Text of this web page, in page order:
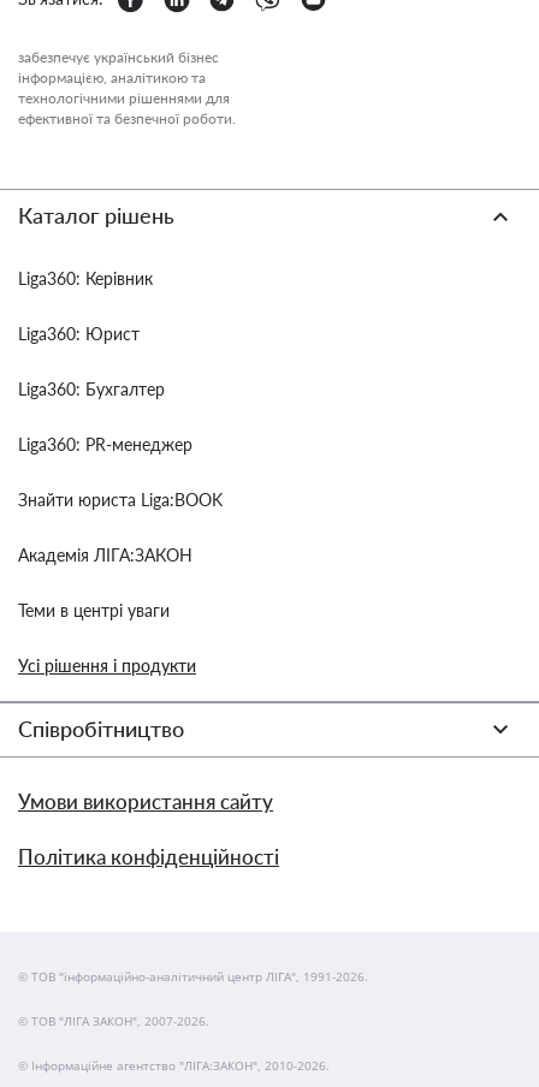
забезпечує український бізнес
інформацією, аналітикою та
технологічними рішеннями для
ефективної та безпечної роботи.
Каталог рішень
Liga360: Керівник
Liga360: Юрист
Liga360: Бухгалтер
Liga360: PR-менеджер
Знайти юриста Liga:BOOK
Академія ЛІГА:ЗАКОН
Теми в центрі уваги
Усі рішення і продукти
Співробітництво
Умови використання сайту
Політика конфіденційності
© ТОВ "інформаційно-аналітичний центр ЛІГА", 1991-2026.
© ТОВ "ЛІГА ЗАКОН", 2007-2026.
© Інформаційне агентство "ЛІГА:ЗАКОН", 2010-2026.